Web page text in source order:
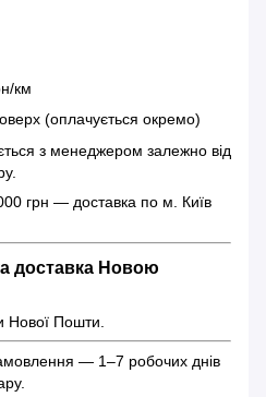
км
(оплачується окремо)
з менеджером залежно від
грн — доставка по м. Київ
доставка Новою
Нової Пошти.
— 1–7 робочих днів